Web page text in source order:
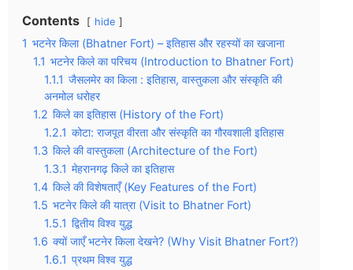
Contents hide
1 भटनेर किला (Bhatner Fort) – इतिहास और रहस्यों का खजाना
1.1 भटनेर किले का परिचय (Introduction to Bhatner Fort)
1.1.1 जैसलमेर का किला : इतिहास, वास्तुकला और संस्कृति की
अनमोल धरोहर
1.2 किले का इतिहास (History of the Fort)
1.2.1 कोटा: राजपूत वीरता और संस्कृति का गौरवशाली इतिहास
1.3 किले की वास्तुकला (Architecture of the Fort)
1.3.1 मेहरानगढ़ किले का इतिहास
1.4 किले की विशेषताएँ (Key Features of the Fort)
1.5 भटनेर किले की यात्रा (Visit to Bhatner Fort)
1.5.1 द्वितीय विश्व युद्ध
1.6 क्यों जाएँ भटनेर किला देखने? (Why Visit Bhatner Fort?)
1.6.1 प्रथम विश्व युद्ध